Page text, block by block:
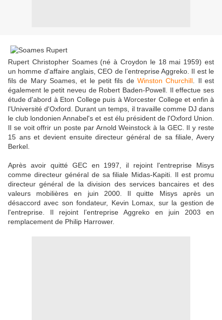
Rupert Christopher Soames (né à Croydon le 18 mai 1959) est
un homme d'affaire anglais, CEO de l’entreprise Aggreko. Il est le
fils de Mary Soames, et le petit fils de Winston Churchill . Il est
également le petit neveu de Robert Baden-Powell. Il effectue ses
étude d'abord à Eton College puis à Worcester College et enfin à
l'Université d'Oxford. Durant un temps, il travaille comme DJ dans
le club londonien Annabel's et est élu président de l'Oxford Union.
Il se voit offrir un poste par Arnold Weinstock à la GEC. Il y reste
15 ans et devient ensuite directeur général de sa filiale, Avery
Berkel.
Après avoir quitté GEC en 1997, il rejoint l'entreprise Misys
comme directeur général de sa filiale Midas-Kapiti. Il est promu
directeur général de la division des services bancaires et des
valeurs mobilières en juin 2000. Il quitte Misys après un
désaccord avec son fondateur, Kevin Lomax, sur la gestion de
l'entreprise. Il rejoint l’entreprise Aggreko en juin 2003 en
remplacement de Philip Harrower.